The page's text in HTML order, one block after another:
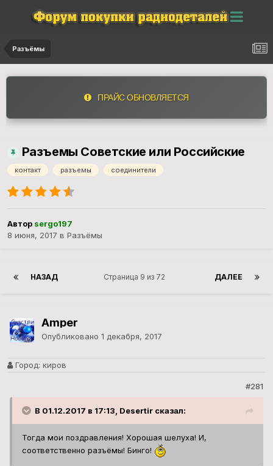
Разъёмы
ПРАЙС ОБНОВЛЯЕТСЯ
Разъемы Советские или Российские
контакт разъемы соединители
Автор sergo197
8 июня, 2017 в Разъёмы
НАЗАД ДАЛЕЕ
Страница 9 из 72
Amper
Опубликовано 1 декабря, 2017
Город: киров
#281
В 01.12.2017 в 17:13, Desertir сказал:
Тогда мои поздравления! Хорошая шелуха! И,
соответственно разъёмы! Бинго!